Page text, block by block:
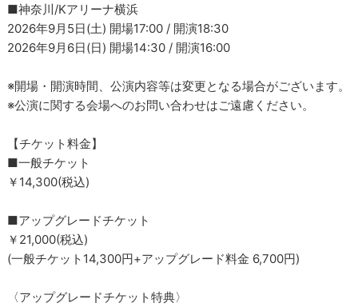
■神奈川/Kアリーナ横浜
2026年9月5日(土) 開場17:00 / 開演18:30
2026年9月6日(日) 開場14:30 / 開演16:00
※開場・開演時間、公演内容等は変更となる場合がございます。
※公演に関する会場へのお問い合わせはご遠慮ください。
【チケット料金】
■一般チケット
￥14,300(税込)
■アップグレードチケット
￥21,000(税込)
(一般チケット14,300円+アップグレード料金 6,700円)
〈アップグレードチケット特典〉